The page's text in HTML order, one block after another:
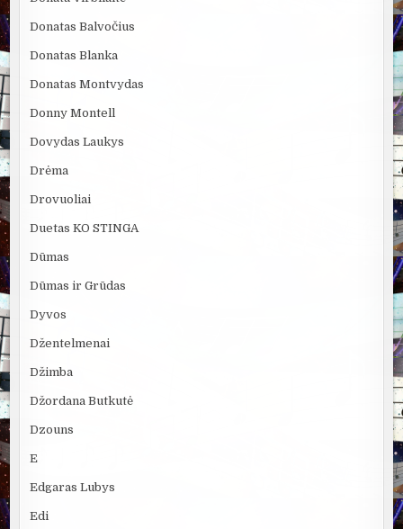
Donatas Balvočius
Donatas Blanka
Donatas Montvydas
Donny Montell
Dovydas Laukys
Drėma
Drovuoliai
Duetas KO STINGA
Dūmas
Dūmas ir Grūdas
Dyvos
Džentelmenai
Džimba
Džordana Butkutė
Dzouns
E
Edgaras Lubys
Edi